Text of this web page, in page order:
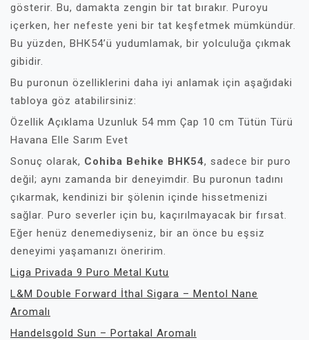
gösterir. Bu, damakta zengin bir tat bırakır. Puroyu
içerken, her nefeste yeni bir tat keşfetmek mümkündür.
Bu yüzden, BHK54’ü yudumlamak, bir yolculuğa çıkmak
gibidir.
Bu puronun özelliklerini daha iyi anlamak için aşağıdaki
tabloya göz atabilirsiniz:
Özellik Açıklama Uzunluk 54 mm Çap 10 cm Tütün Türü
Havana Elle Sarım Evet
Sonuç olarak, Cohiba Behike BHK54, sadece bir puro
değil; aynı zamanda bir deneyimdir. Bu puronun tadını
çıkarmak, kendinizi bir şölenin içinde hissetmenizi
sağlar. Puro severler için bu, kaçırılmayacak bir fırsat.
Eğer henüz denemediyseniz, bir an önce bu eşsiz
deneyimi yaşamanızı öneririm.
Liga Privada 9 Puro Metal Kutu
L&M Double Forward İthal Sigara – Mentol Nane
Aromalı
Handelsgold Sun – Portakal Aromalı